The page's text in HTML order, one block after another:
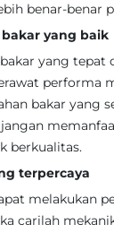
benar-benar
yang baik
yang tepat
performa
bakar yang
berkualitas.
terpercaya
melakukan
carilah